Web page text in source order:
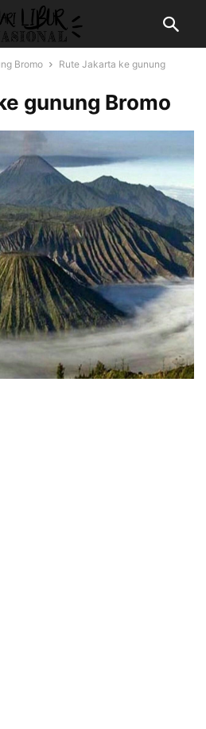
Bromo
Rute Jakarta ke gunung
gunung Bromo